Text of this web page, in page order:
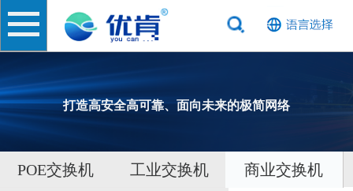
打造高安全高可靠、面向未来的极简网络
POE交换机 工业交换机 商业交换机